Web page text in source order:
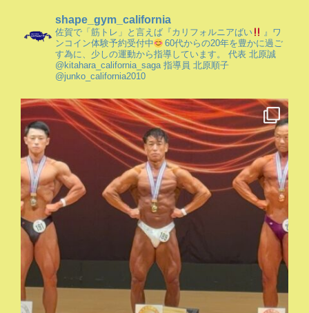
shape_gym_california
佐賀で「筋トレ」と言えば『カリフォルニアばい
』ワ
ンコイン体験予約受付中
60代からの20年を豊かに過ご
す為に、少しの運動から指導しています。
代表 北原誠
@kitahara_california_saga 指導員 北原順子
@junko_california2010